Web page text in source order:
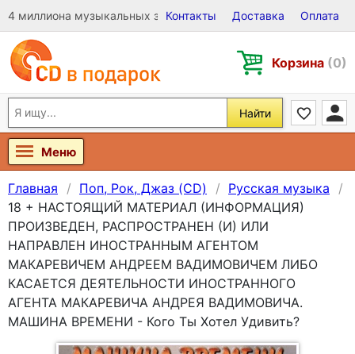
4 миллиона музыкальных записей на Виниле, CD и DVD
Контакты Доставка Оплата
Корзина (0)
Найти
Меню
Главная Поп, Рок, Джаз (CD)
Русская музыка
18 + НАСТОЯЩИЙ МАТЕРИАЛ (ИНФОРМАЦИЯ)
ПРОИЗВЕДЕН, РАСПРОСТРАНЕН (И) ИЛИ
НАПРАВЛЕН ИНОСТРАННЫМ АГЕНТОМ
МАКАРЕВИЧЕМ АНДРЕЕМ ВАДИМОВИЧЕМ ЛИБО
КАСАЕТСЯ ДЕЯТЕЛЬНОСТИ ИНОСТРАННОГО
АГЕНТА МАКАРЕВИЧА АНДРЕЯ ВАДИМОВИЧА.
МАШИНА ВРЕМЕНИ - Кого Ты Хотел Удивить?